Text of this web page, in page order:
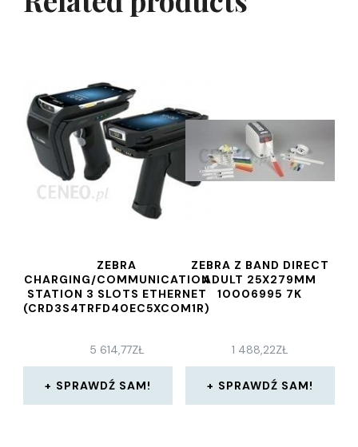
ZEBRA
CHARGING/COMMUNICATION
STATION 3 SLOTS ETHERNET
(CRD3S4TRFD40EC5XCOM1R)
5 614,77ZŁ
SPRAWDŹ SAM!
ZEBRA Z BAND DIRECT
ADULT 25X279MM
10006995 7K
1 488,22ZŁ
SPRAWDŹ SAM!